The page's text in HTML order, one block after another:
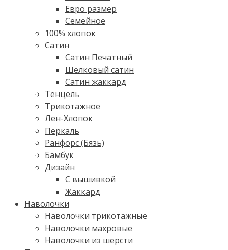
Евро размер
Семейное
100% хлопок
Cатин
Сатин Печатный
Шелковый сатин
Сатин жаккард
Тенцель
Трикотажное
Лен-Хлопок
Перкаль
Ранфорс (Бязь)
Бамбук
Дизайн
С вышивкой
Жаккард
Наволочки
Наволочки трикотажные
Наволочки махровые
Наволочки из шерсти